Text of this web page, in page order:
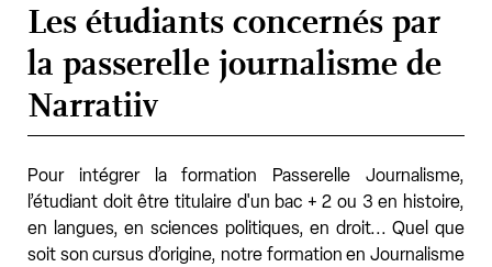
Les étudiants concernés par
la passerelle journalisme de
Narratiiv
Pour intégrer la formation Passerelle Journalisme,
l’étudiant doit être titulaire d'un bac + 2 ou 3 en histoire,
en langues, en sciences politiques, en droit... Quel que
soit son cursus d’origine, notre formation en Journalisme